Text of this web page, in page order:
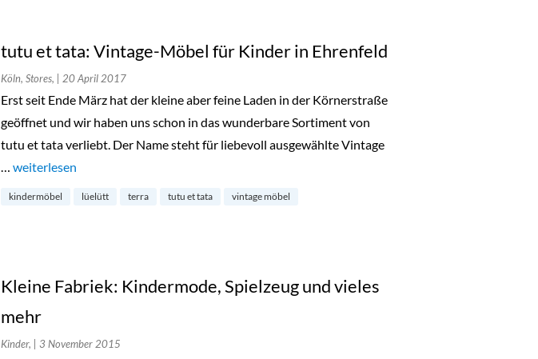
tutu et tata: Vintage-Möbel für Kinder in Ehrenfeld
Köln, Stores, | 20 April 2017
Erst seit Ende März hat der kleine aber feine Laden in der Körnerstraße
geöffnet und wir haben uns schon in das wunderbare Sortiment von
tutu et tata verliebt. Der Name steht für liebevoll ausgewählte Vintage
… „tutu et tata: Vintage-Möbel für Kinder in Ehrenfeld“
weiterlesen
kindermöbel lüelütt terra tutu et tata vintage möbel
Kleine Fabriek: Kindermode, Spielzeug und vieles
mehr
Kinder, | 3 November 2015